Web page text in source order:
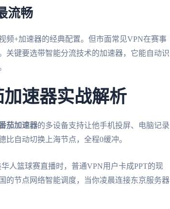
流畅
频+加速器的经典配置。但市面常见VPN在赛事
关键要选带智能分流技术的加速器，它能自动识
速器实战解析
茄加速器的多设备支持让他手机投屏、电脑记录
自动切换上海节点，全程0缓冲。
人篮球赛直播时，普通VPN用户卡成PPT的现
的节点网络智能调度，当你凌晨连接东京服务器